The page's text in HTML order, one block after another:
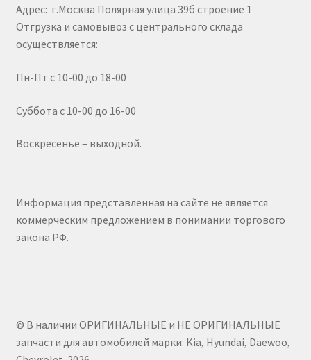
Адрес: г.Москва Полярная улица 39б строение 1
Отгрузка и самовывоз с центрального склада
осуществляется:
Пн-Пт с 10-00 до 18-00
Суббота с 10-00 до 16-00
Воскресенье – выходной.
Информация представленная на сайте не является
коммерческим предложением в понимании торгового
закона РФ.
© В наличии ОРИГИНАЛЬНЫЕ и НЕ ОРИГИНАЛЬНЫЕ
запчасти для автомобилей марки: Kia, Hyundai, Daewoo,